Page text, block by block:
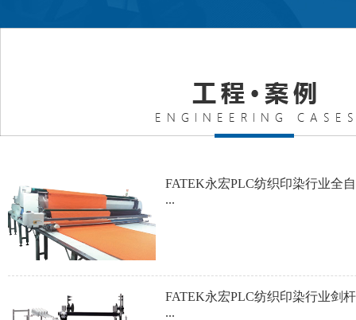
FATEK永宏PLC纺织印染行业全
...
FATEK永宏PLC纺织印染行业剑
...